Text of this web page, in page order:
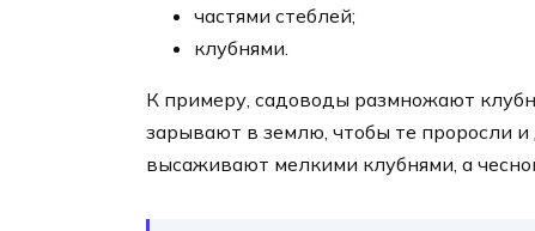
частями стеблей;
клубнями.
К примеру, садоводы размножают
зарывают в землю, чтобы те проросли
высаживают мелкими клубнями, а